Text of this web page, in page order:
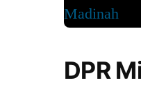
DPR